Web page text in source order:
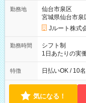
万円／週6日稼働 ・地方郊外エリア 月収40万円／週5日稼働 月
収40万円~50万円／週6日稼働 ＜
円 (27歳男性/江
(日休み) ■月収80万円(43歳男性/墨田区在住)※元営業 1日200個
勤務地
仙台市泉区
宮城県仙台市泉
Jルート株式
勤務時間
シフト制
1日あたりの実
働8時間） ※週
によって時間
特徴 日払いOK / 10
気になる！